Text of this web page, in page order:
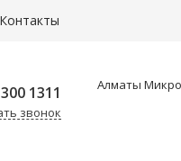
Контакты
1311
звонок
Алматы